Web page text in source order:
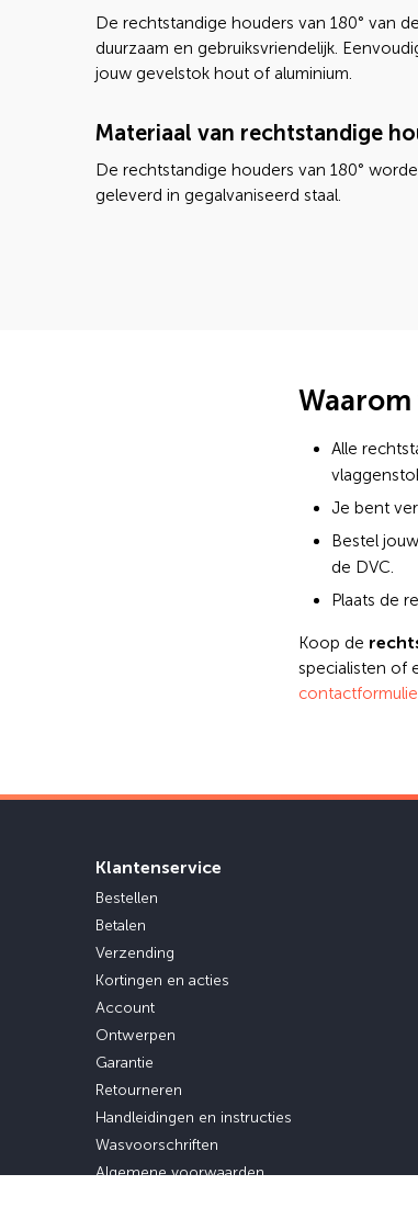
De rechtstandige houders van 180° van
duurzaam en gebruiksvriendelijk.
jouw gevelstok hout of aluminium.
Materiaal van rechtstandige
De rechtstandige houders van 180°
geleverd in gegalvaniseerd staal.
Alle
Je bent
Bestel
de DVC.
Plaats de
Koop de
specialisten of
Klantenservice
Bestellen
Betalen
Verzending
Kortingen en acties
Account
Ontwerpen
Garantie
Retourneren
Handleidingen en instructies
Wasvoorschriften
Algemene voorwaarden